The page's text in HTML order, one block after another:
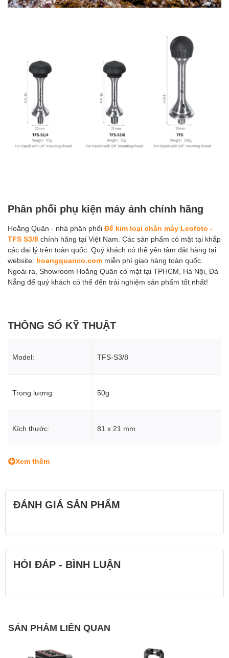
Phân phối phụ kiện máy ảnh chính hãng
Hoằng Quân - nhà phân phối Đế kim loại chân máy Leofoto -
TFS S3/8 chính hãng tại Việt Nam. Các sản phẩm có mặt tại khắp
các đại lý trên toàn quốc. Quý khách có thể yên tâm đặt hàng tại
website: hoangquanco.com miễn phí giao hàng toàn quốc.
Ngoài ra, Showroom Hoằng Quân có mặt tại TPHCM, Hà Nội, Đà
Nẵng để quý khách có thể đến trải nghiệm sản phẩm tốt nhất!
THÔNG SỐ KỸ THUẬT
Model: TFS-S3/8
Trọng lượng: 50g
Kích thước: 81 x 21 mm
Xem thêm
ĐÁNH GIÁ SẢN PHẨM
HỎI ĐÁP - BÌNH LUẬN
SẢN PHẨM LIÊN QUAN